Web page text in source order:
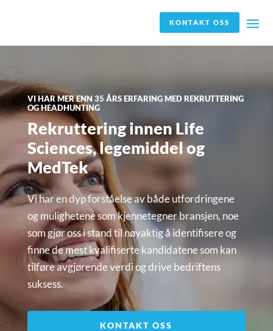
KONTAKT OSS
VI HAR MER ENN 35 ÅRS ERFARING MED REKRUTTERING
OG HEADHUNTING
Rekruttering innen Life
Sciences, legemiddel og
MedTek
Vi har en dyp forståelse av både utfordringene
og mulighetene som kjennetegner bransjen, noe
som gjør oss i stand til nøyaktig å identifisere og
finne de mest kvalifiserte kandidatene som kan
tilføre avgjørende verdi og drive bedriftens
suksess.
KONTAKT OSS